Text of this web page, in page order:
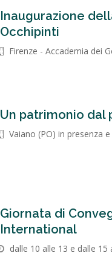
Inaugurazione
Occhipinti
Firenze - Accademia dei
Un patrimonio dal
Vaiano (PO) in presenza
Giornata di
International
dalle 10 alle 13 e dalle 15